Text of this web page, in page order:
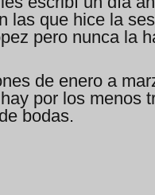
las que hice la
pero nunca la
de enero a
por los menos
bodas.